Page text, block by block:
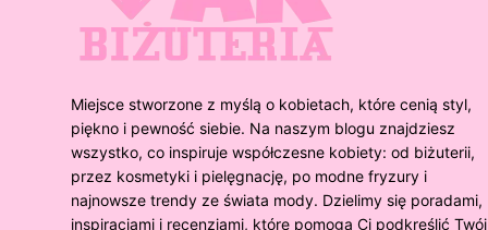
Miejsce stworzone z myślą o kobietach, które cenią styl,
piękno i pewność siebie. Na naszym blogu znajdziesz
wszystko, co inspiruje współczesne kobiety: od biżuterii,
przez kosmetyki i pielęgnację, po modne fryzury i
najnowsze trendy ze świata mody. Dzielimy się poradami,
inspiracjami i recenzjami, które pomogą Ci podkreślić Twój